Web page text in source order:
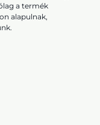
a termék
alapulnak,